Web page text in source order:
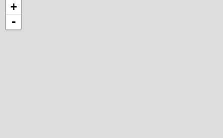
+
-